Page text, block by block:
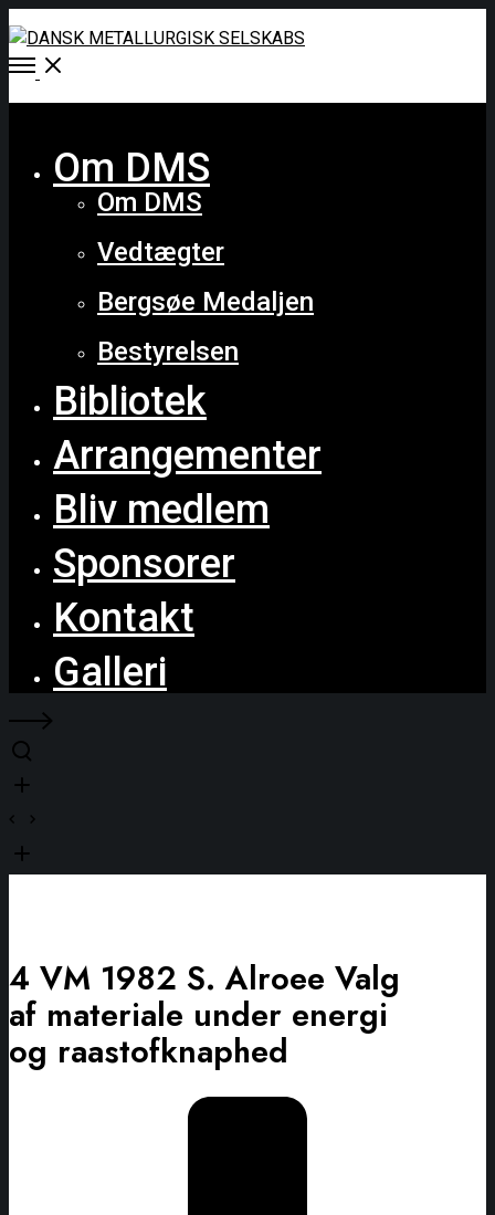
Open
Om DMS
Om DMS
Vedtægter
Bergsøe Medaljen
Bestyrelsen
Bibliotek
Arrangementer
Bliv medlem
Sponsorer
Kontakt
Galleri
4 VM 1982 S. Alroee Valg
af materiale under energi
og raastofknaphed